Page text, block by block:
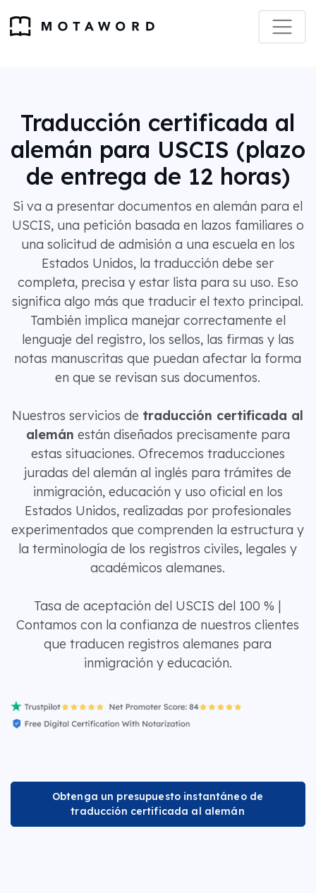
Traducción certificada al
alemán para USCIS (plazo
de entrega de 12 horas)
Si va a presentar documentos en alemán para el
USCIS, una petición basada en lazos familiares o
una solicitud de admisión a una escuela en los
Estados Unidos, la traducción debe ser
completa, precisa y estar lista para su uso. Eso
significa algo más que traducir el texto principal.
También implica manejar correctamente el
lenguaje del registro, los sellos, las firmas y las
notas manuscritas que puedan afectar la forma
en que se revisan sus documentos.
Nuestros servicios de traducción certificada al
alemán están diseñados precisamente para
estas situaciones. Ofrecemos traducciones
juradas del alemán al inglés para trámites de
inmigración, educación y uso oficial en los
Estados Unidos, realizadas por profesionales
experimentados que comprenden la estructura y
la terminología de los registros civiles, legales y
académicos alemanes.
Tasa de aceptación del USCIS del 100 % |
Contamos con la confianza de nuestros clientes
que traducen registros alemanes para
inmigración y educación.
Obtenga un presupuesto instantáneo de
traducción certificada al alemán